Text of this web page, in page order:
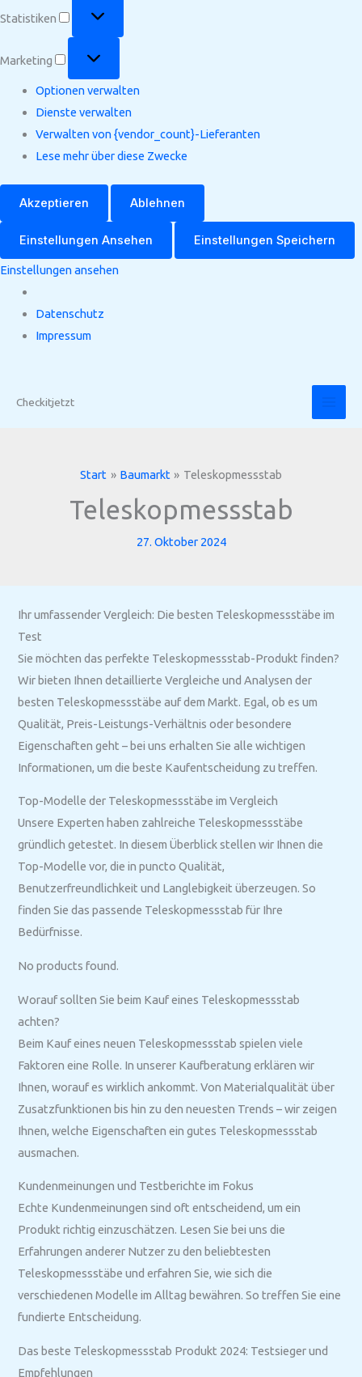
Statistiken
Marketing
Optionen verwalten
Dienste verwalten
Verwalten von {vendor_count}-Lieferanten
Lese mehr über diese Zwecke
Akzeptieren Ablehnen
Einstellungen Ansehen Einstellungen Speichern
Einstellungen ansehen
Datenschutz
Impressum
InhaltCheckitjetzt
Start Baumarkt Teleskopmessstab
Teleskopmessstab
27. Oktober 2024
Ihr umfassender Vergleich: Die besten Teleskopmessstäbe im
Test
Sie möchten das perfekte Teleskopmessstab-Produkt finden?
Wir bieten Ihnen detaillierte Vergleiche und Analysen der
besten Teleskopmessstäbe auf dem Markt. Egal, ob es um
Qualität, Preis-Leistungs-Verhältnis oder besondere
Eigenschaften geht – bei uns erhalten Sie alle wichtigen
Informationen, um die beste Kaufentscheidung zu treffen.
Top-Modelle der Teleskopmessstäbe im Vergleich
Unsere Experten haben zahlreiche Teleskopmessstäbe
gründlich getestet. In diesem Überblick stellen wir Ihnen die
Top-Modelle vor, die in puncto Qualität,
Benutzerfreundlichkeit und Langlebigkeit überzeugen. So
finden Sie das passende Teleskopmessstab für Ihre
Bedürfnisse.
No products found.
Worauf sollten Sie beim Kauf eines Teleskopmessstab
achten?
Beim Kauf eines neuen Teleskopmessstab spielen viele
Faktoren eine Rolle. In unserer Kaufberatung erklären wir
Ihnen, worauf es wirklich ankommt. Von Materialqualität über
Zusatzfunktionen bis hin zu den neuesten Trends – wir zeigen
Ihnen, welche Eigenschaften ein gutes Teleskopmessstab
ausmachen.
Kundenmeinungen und Testberichte im Fokus
Echte Kundenmeinungen sind oft entscheidend, um ein
Produkt richtig einzuschätzen. Lesen Sie bei uns die
Erfahrungen anderer Nutzer zu den beliebtesten
Teleskopmessstäbe und erfahren Sie, wie sich die
verschiedenen Modelle im Alltag bewähren. So treffen Sie eine
fundierte Entscheidung.
Das beste Teleskopmessstab Produkt 2024: Testsieger und
Empfehlungen